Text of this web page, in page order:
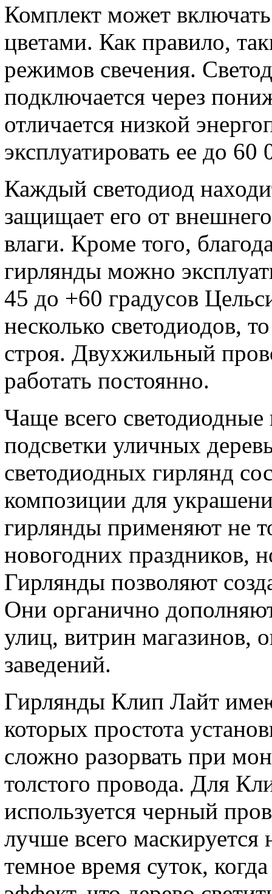
Комплект может
цветами. Как правило,
режимов свечения.
подключается через
отличается низкой
эксплуатировать ее до 60
Каждый светодиод
защищает его от
влаги. Кроме того,
гирлянды можно
45 до +60 градусов
несколько светодиодов,
строя. Двухжильный
работать постоянно.
Чаще всего
подсветки уличных
светодиодных гирлянд
композиции для
гирлянды применяют не
новогодних праздников,
Гирлянды позволяют
Они органично
улиц, витрин магазинов,
заведений.
Гирлянды Клип Лайт
которых простота
сложно разорвать при
толстого провода. Для
используется черный
лучше всего маскируется
темное время суток,